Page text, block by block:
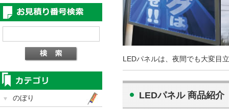
LEDパネルは、夜間でも大変目
LEDパネル 商品紹介
のぼり